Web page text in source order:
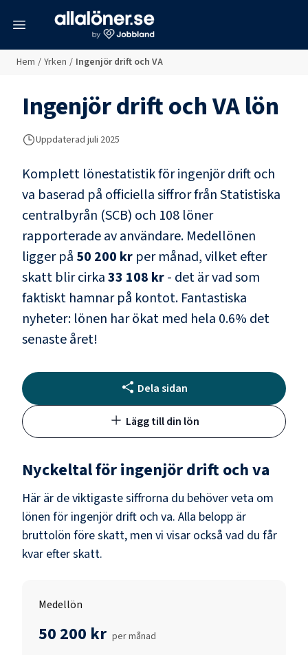
Hem / Yrken / Ingenjör drift och VA
Ingenjör drift och VAlön
Uppdaterad juli 2025
Komplett lönestatistik föringenjör drift och
va baserad på officiella siffror från Statistiska
centralbyrån (SCB) och 108 löner
rapporterade av användare. Medellönen
ligger på 50 200 kr per månad, vilket efter
skatt blir cirka33 108 kr- det är vad som
faktiskt hamnar på kontot. Fantastiska
nyheter: lönen har ökat med hela 0.6% det
senaste året!
Dela sidan
Lägg till din lön
Nyckeltal föringenjör drift och va
Här är de viktigaste siffrorna du behöver veta om
lönen för ingenjör drift och va. Alla belopp är
bruttolön före skatt, men vi visar också vad du får
kvar efter skatt.
Medellön
50 200 kr per månad